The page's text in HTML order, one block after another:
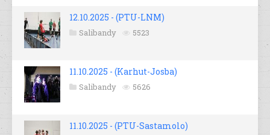
12.10.2025 - (PTU-LNM)
Salibandy 5523
11.10.2025 - (Karhut-Josba)
Salibandy 5626
11.10.2025 - (PTU-Sastamolo)